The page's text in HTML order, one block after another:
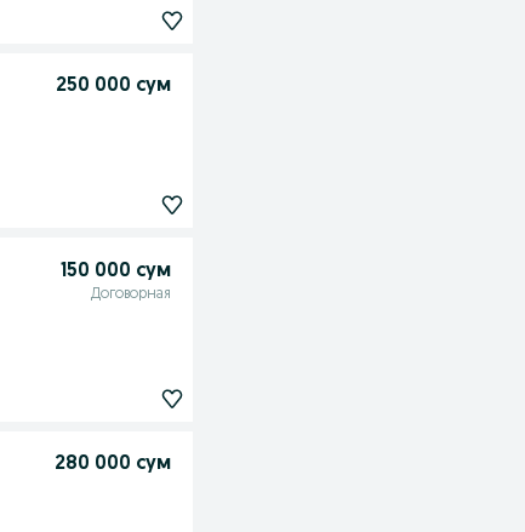
250 000 сум
150 000 сум
Договорная
280 000 сум